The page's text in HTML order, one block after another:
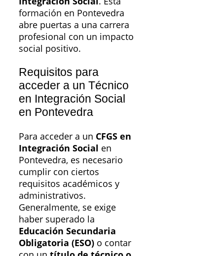
formación en Pontevedra
abre puertas a una carrera
profesional con un impacto
social positivo.
Requisitos para
acceder a un Técnico
en Integración Social
en Pontevedra
Para acceder a un CFGS en
Integración Social en
Pontevedra, es necesario
cumplir con ciertos
requisitos académicos y
administrativos.
Generalmente, se exige
haber superado la
Educación Secundaria
Obligatoria (ESO) o contar